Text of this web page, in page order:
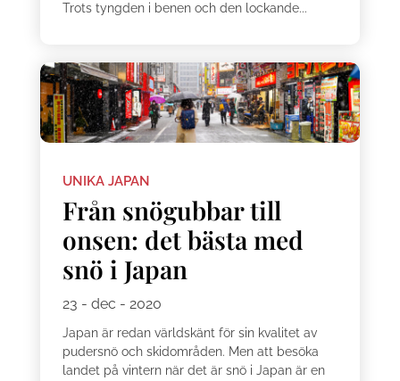
Trots tyngden i benen och den lockande...
UNIKA JAPAN
Från snögubbar till
onsen: det bästa med
snö i Japan
23 - dec - 2020
Japan är redan världskänt för sin kvalitet av
pudersnö och skidområden. Men att besöka
landet på vintern när det är snö i Japan är en